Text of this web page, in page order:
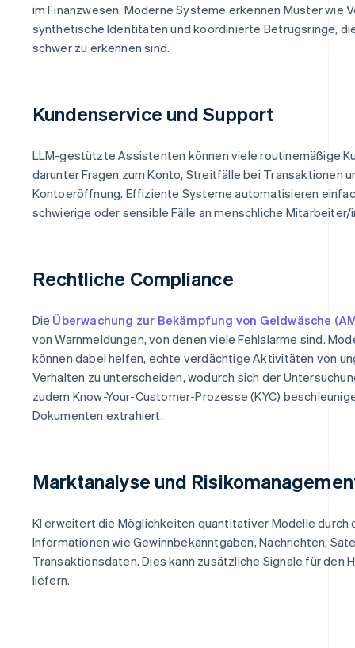
im Finanzwesen. Moderne Systeme erkennen Muster wie
synthetische Identitäten und koordinierte Betrugsringe,
schwer zu erkennen sind.
Kundenservice und Support
LLM-gestützte Assistenten können viele routinemäßige
darunter Fragen zum Konto, Streitfälle bei Transaktionen
Kontoeröffnung. Effiziente Systeme automatisieren
schwierige oder sensible Fälle an menschliche Mitarbeiter/
Rechtliche Compliance
Die Überwachung zur Bekämpfung von Geldwäsche
von Warnmeldungen, von denen viele Fehlalarme sind.
können dabei helfen, echte verdächtige Aktivitäten von
Verhalten zu unterscheiden, wodurch sich der
zudem Know-Your-Customer-Prozesse (KYC)
Dokumenten extrahiert.
Marktanalyse und
KI erweitert die Möglichkeiten quantitativer Modelle
Informationen wie Gewinnbekanntgaben, Nachrichten,
Transaktionsdaten. Dies kann zusätzliche Signale für den
liefern.